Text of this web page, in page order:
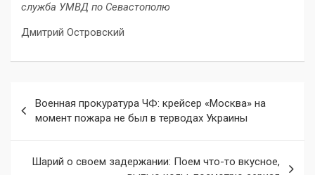
служба УМВД по Севастополю
Дмитрий Островский
по
записям
Военная прокуратура ЧФ: крейсер «Москва» на
момент пожара не был в терводах Украины
Шарий о своем задержании: Поем что-то вкусное,